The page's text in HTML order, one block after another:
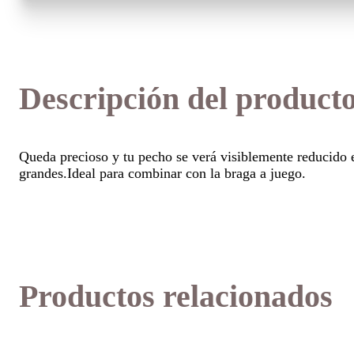
Descripción del
Queda precioso y tu pecho se verá visiblemente
grandes.Ideal para combinar con la braga a juego.
Productos relacionados